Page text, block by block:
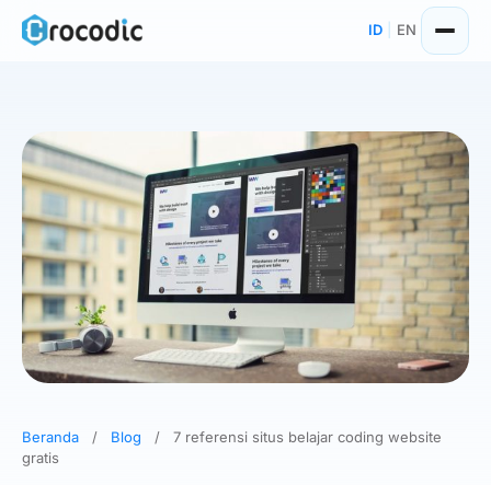
Skip
ID EN
Beranda / Blog /
7 referensi situs belajar coding website
gratis